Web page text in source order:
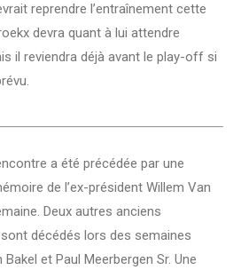
reprendre l’entraînement cette
devra quant à lui attendre
il reviendra déjà avant le play-off si
a été précédée par une
de l’ex-président Willem Van
Deux autres anciens
décédés lors des semaines
et Paul Meerbergen Sr. Une